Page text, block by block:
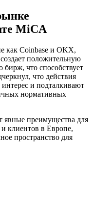
MiCA
как Coinbase и OKX,
положительную
бирж, что способствует
что действия
и подталкивают
нормативных
явные преимущества для
клиентов в Европе,
пространство для